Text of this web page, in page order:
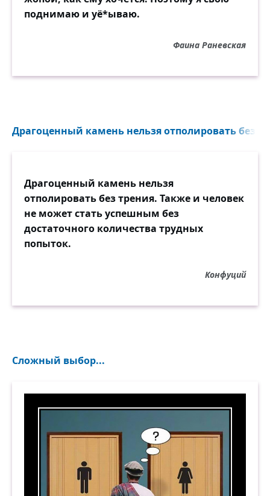
поднимаю и уё*ываю.
Фаина Раневская
Драгоценный камень нельзя отполировать без
Драгоценный камень нельзя
отполировать без трения. Также и человек
не может стать успешным без
достаточного количества трудных
попыток.
Конфуций
Сложный выбор...